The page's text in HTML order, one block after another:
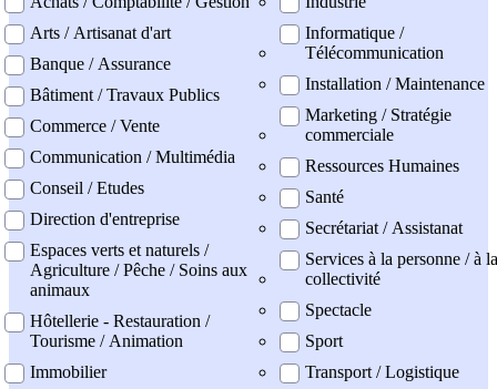
Arts / Artisanat d'art
Banque / Assurance
Bâtiment / Travaux Publics
Commerce / Vente
Communication / Multimédia
Conseil / Etudes
Direction d'entreprise
Espaces verts et naturels /
Agriculture / Pêche / Soins aux
animaux
Hôtellerie - Restauration /
Tourisme / Animation
Immobilier
Informatique /
Télécommunication
Installation / Maintenance
Marketing / Stratégie
commerciale
Ressources Humaines
Santé
Secrétariat / Assistanat
Services à la personne / à la
collectivité
Spectacle
Sport
Transport / Logistique